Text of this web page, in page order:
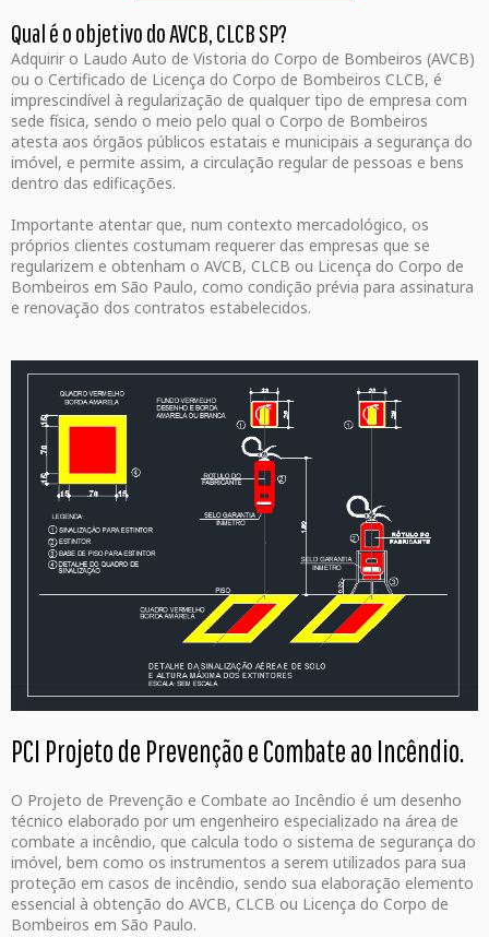
Qual é o objetivo do AVCB, CLCB SP?
Adquirir o Laudo Auto de Vistoria do Corpo de Bombeiros (AVCB)
ou o Certificado de Licença do Corpo de Bombeiros CLCB, é
imprescindível à regularização de qualquer tipo de empresa com
sede física, sendo o meio pelo qual o Corpo de Bombeiros
atesta aos órgãos públicos estatais e municipais a segurança do
imóvel, e permite assim, a circulação regular de pessoas e bens
dentro das edificações.
Importante atentar que, num contexto mercadológico, os
próprios clientes costumam requerer das empresas que se
regularizem e obtenham o AVCB, CLCB ou Licença do Corpo de
Bombeiros em São Paulo, como condição prévia para assinatura
e renovação dos contratos estabelecidos.
PCI Projeto de Prevenção e Combate ao Incêndio.
O Projeto de Prevenção e Combate ao Incêndio é um desenho
técnico elaborado por um engenheiro especializado na área de
combate a incêndio, que calcula todo o sistema de segurança do
imóvel, bem como os instrumentos a serem utilizados para sua
proteção em casos de incêndio, sendo sua elaboração elemento
essencial à obtenção do AVCB, CLCB ou Licença do Corpo de
Bombeiros em São Paulo.